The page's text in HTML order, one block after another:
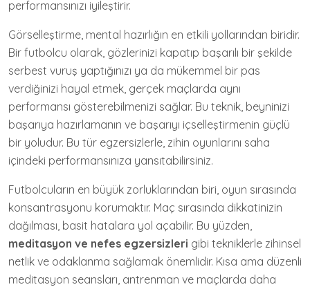
performansınızı iyileştirir.
Görselleştirme, mental hazırlığın en etkili yollarından biridir.
Bir futbolcu olarak, gözlerinizi kapatıp başarılı bir şekilde
serbest vuruş yaptığınızı ya da mükemmel bir pas
verdiğinizi hayal etmek, gerçek maçlarda aynı
performansı gösterebilmenizi sağlar. Bu teknik, beyninizi
başarıya hazırlamanın ve başarıyı içselleştirmenin güçlü
bir yoludur. Bu tür egzersizlerle, zihin oyunlarını saha
içindeki performansınıza yansıtabilirsiniz.
Futbolcuların en büyük zorluklarından biri, oyun sırasında
konsantrasyonu korumaktır. Maç sırasında dikkatinizin
dağılması, basit hatalara yol açabilir. Bu yüzden,
meditasyon ve nefes egzersizleri gibi tekniklerle zihinsel
netlik ve odaklanma sağlamak önemlidir. Kısa ama düzenli
meditasyon seansları, antrenman ve maçlarda daha